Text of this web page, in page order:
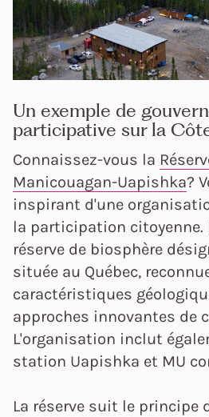
Un exemple de
participative sur la
Connaissez-vous la
Manicouagan-Uapishka?
inspirant d'une
la participation citoyenne.
réserve de biosphère
située au Québec,
caractéristiques
approches innovantes de
L'organisation inclut
station Uapishka et MU
La réserve suit le principe